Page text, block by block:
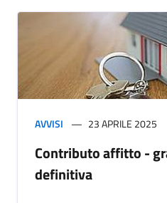
AVVISI 23 APRILE 2025
Contributo affitto -
definitiva